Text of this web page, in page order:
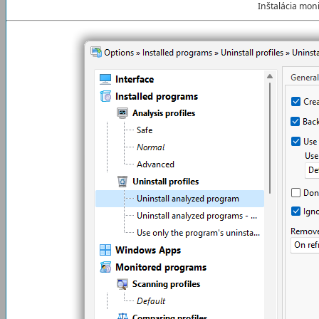
Inštalácia